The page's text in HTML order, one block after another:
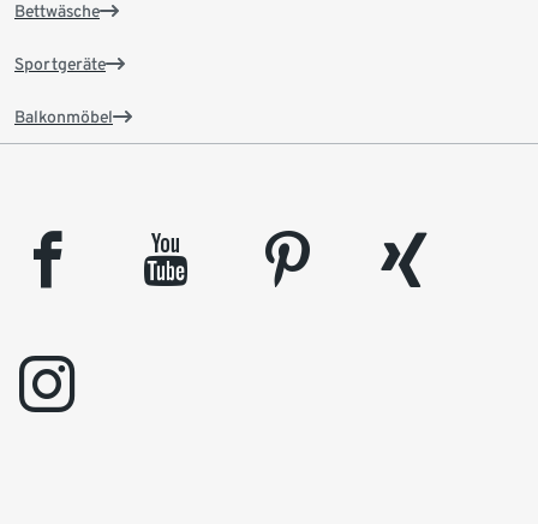
Bettwäsche
Sportgeräte
Balkonmöbel
facebook youtube pinterest
xing
instagram